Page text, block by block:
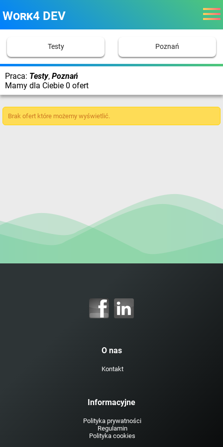
Work4 DEV
Testy Poznań
Praca: Testy, Poznań
Mamy dla Ciebie 0 ofert
Brak ofert które możemy wyświetlić.
O nas
Kontakt
Informacyjne
Polityka prywatności
Regulamin
Polityka cookies